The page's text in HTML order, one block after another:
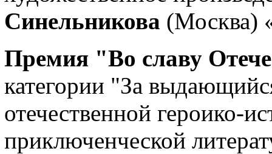
Синельникова (Москва)
Премия "Во славу
категории "За
отечественной героико-
приключенческой